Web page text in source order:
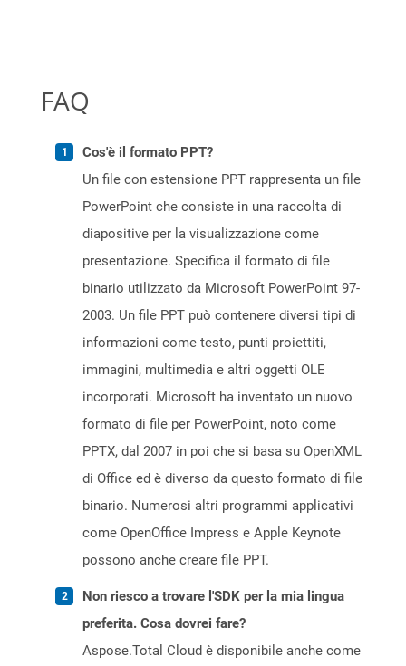
FAQ
Cos'è il formato PPT?
Un file con estensione PPT rappresenta un file
PowerPoint che consiste in una raccolta di
diapositive per la visualizzazione come
presentazione. Specifica il formato di file
binario utilizzato da Microsoft PowerPoint 97-
2003. Un file PPT può contenere diversi tipi di
informazioni come testo, punti proiettiti,
immagini, multimedia e altri oggetti OLE
incorporati. Microsoft ha inventato un nuovo
formato di file per PowerPoint, noto come
PPTX, dal 2007 in poi che si basa su OpenXML
di Office ed è diverso da questo formato di file
binario. Numerosi altri programmi applicativi
come OpenOffice Impress e Apple Keynote
possono anche creare file PPT.
Non riesco a trovare l'SDK per la mia lingua
preferita. Cosa dovrei fare?
Aspose.Total Cloud è disponibile anche come